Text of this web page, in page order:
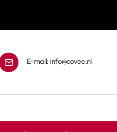
E-mail: info@covee.nl